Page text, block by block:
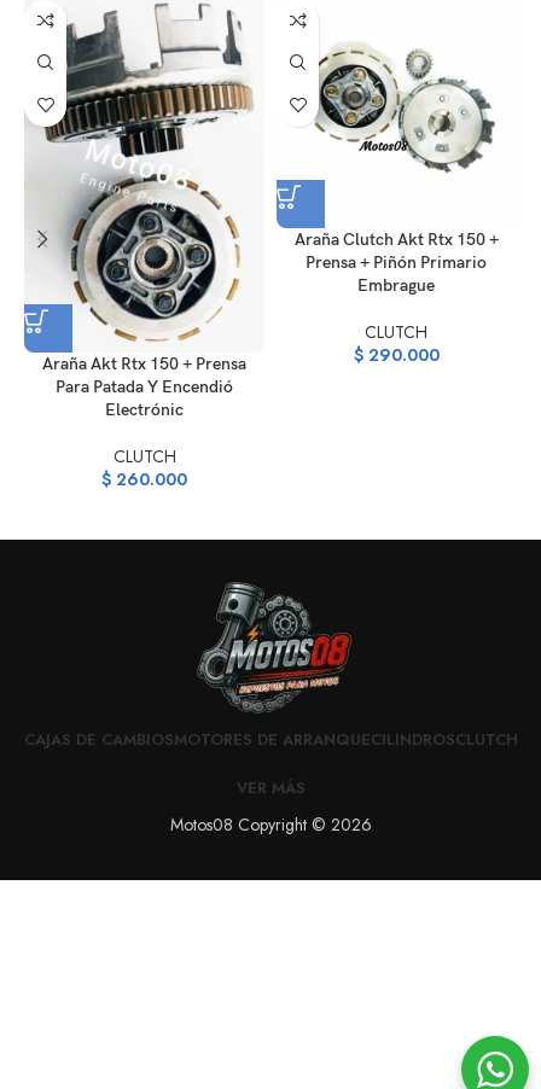
Araña Akt Rtx 150 + Prensa
Para Patada Y Encendió
Electrónic
CLUTCH
$ 260.000
Araña Clutch Akt Rtx 150 +
Prensa + Piñón Primario
Embrague
CLUTCH
$290.000
CAJAS DE CAMBIOSMOTORES DE ARRANQUECILINDROSCLUTCH
VER MÁS
Motos08 Copyright © 2026